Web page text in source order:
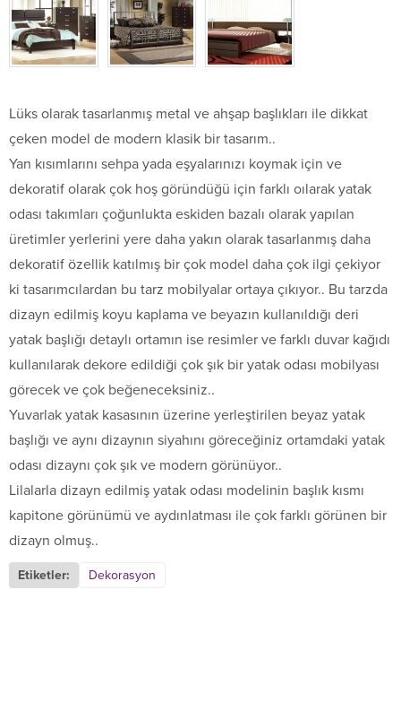
Lüks olarak tasarlanmış metal ve ahşap başlıkları ile dikkat
çeken model de modern klasik bir tasarım..
Yan kısımlarını sehpa yada eşyalarınızı koymak için ve
dekoratif olarak çok hoş göründüğü için farklı oılarak yatak
odası takımları çoğunlukta eskiden bazalı olarak yapılan
üretimler yerlerini yere daha yakın olarak tasarlanmış daha
dekoratif özellik katılmış bir çok model daha çok ilgi çekiyor
ki tasarımcılardan bu tarz mobilyalar ortaya çıkıyor.. Bu tarzda
dizayn edilmiş koyu kaplama ve beyazın kullanıldığı deri
yatak başlığı detaylı ortamın ise resimler ve farklı duvar kağıdı
kullanılarak dekore edildiği çok şık bir yatak odası mobilyası
görecek ve çok beğeneceksiniz..
Yuvarlak yatak kasasının üzerine yerleştirilen beyaz yatak
başlığı ve aynı dizaynın siyahını göreceğiniz ortamdaki yatak
odası dizaynı çok şık ve modern görünüyor..
Lilalarla dizayn edilmiş yatak odası modelinin başlık kısmı
kapitone görünümü ve aydınlatması ile çok farklı görünen bir
dizayn olmuş..
Etiketler: Dekorasyon